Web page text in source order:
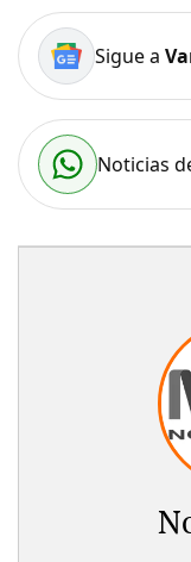
Sigue a
Noticias